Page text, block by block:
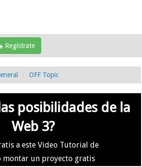
Regístrate
OFF Topic
posibilidades de la
Web 3?
a este Video Tutorial de
montar un proyecto gratis